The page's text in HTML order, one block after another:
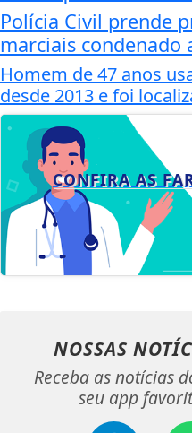
Polícia Civil prende
marciais condenado
Homem de 47 anos
desde 2013 e foi
CONFIRA AS
NOSSAS
Receba as notícias
seu app